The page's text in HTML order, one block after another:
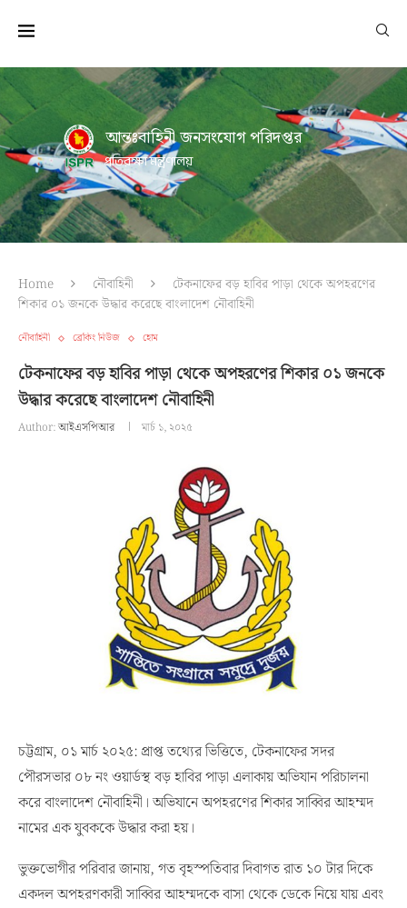
আন্তঃবাহিনী জনসংযোগ পরিদপ্তর
প্রতিরক্ষা মন্ত্রণালয়
Home নৌবাহিনী
টেকনাফের বড় হাবির পাড়া থেকে অপহরণের
শিকার ০১ জনকে উদ্ধার করেছে বাংলাদেশ নৌবাহিনী
নৌবাহিনী ব্রেকিং নিউজ হোম
টেকনাফের বড় হাবির পাড়া থেকে অপহরণের শিকার ০১ জনকে
উদ্ধার করেছে বাংলাদেশ নৌবাহিনী
Author:আইএসপিআর মার্চ ১, ২০২৫
চট্টগ্রাম, ০১ মার্চ ২০২৫: প্রাপ্ত তথ্যের ভিত্তিতে, টেকনাফের সদর
পৌরসভার ০৮ নং ওয়ার্ডস্থ বড় হাবির পাড়া এলাকায় অভিযান পরিচালনা
করে বাংলাদেশ নৌবাহিনী। অভিযানে অপহরণের শিকার সাব্বির আহম্মদ
নামের এক যুবককে উদ্ধার করা হয়।
ভুক্তভোগীর পরিবার জানায়, গত বৃহস্পতিবার দিবাগত রাত ১০ টার দিকে
একদল অপহরণকারী সাব্বির আহম্মদকে বাসা থেকে ডেকে নিয়ে যায় এবং